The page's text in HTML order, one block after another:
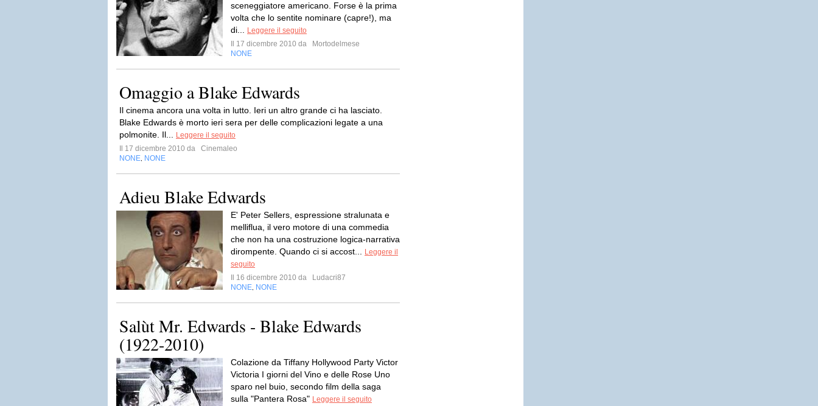
sceneggiatore americano. Forse è la prima
volta che lo sentite nominare (capre!), ma
di...
Leggere il seguito
Il 17 dicembre 2010 da
Mortodelmese
NONE
Omaggio a Blake Edwards
Il cinema ancora una volta in lutto. Ieri un altro grande ci ha lasciato.
Blake Edwards è morto ieri sera per delle complicazioni legate a una
polmonite. Il...
Leggere il seguito
Il 17 dicembre 2010 da
Cinemaleo
NONE NONE
Adieu Blake Edwards
E' Peter Sellers, espressione stralunata e
melliflua, il vero motore di una commedia
che non ha una costruzione logica-narrativa
dirompente. Quando ci si accost...
Leggere il
seguito
Il 16 dicembre 2010 da
Ludacri87
NONE NONE
Salùt Mr. Edwards - Blake Edwards
(1922-2010)
Colazione da Tiffany Hollywood Party Victor
Victoria I giorni del Vino e delle Rose Uno
sparo nel buio, secondo film della saga
sulla "Pantera Rosa" Leggere il seguito